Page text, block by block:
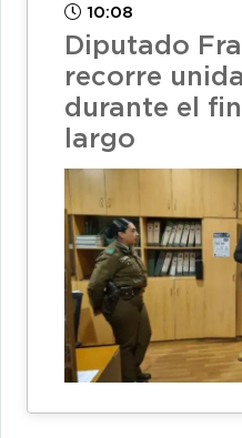
10:08
Diputado
recorre
durante el
largo